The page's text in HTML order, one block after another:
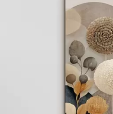
Екологічний матеріал